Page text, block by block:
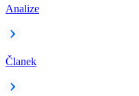
Analize
Članek